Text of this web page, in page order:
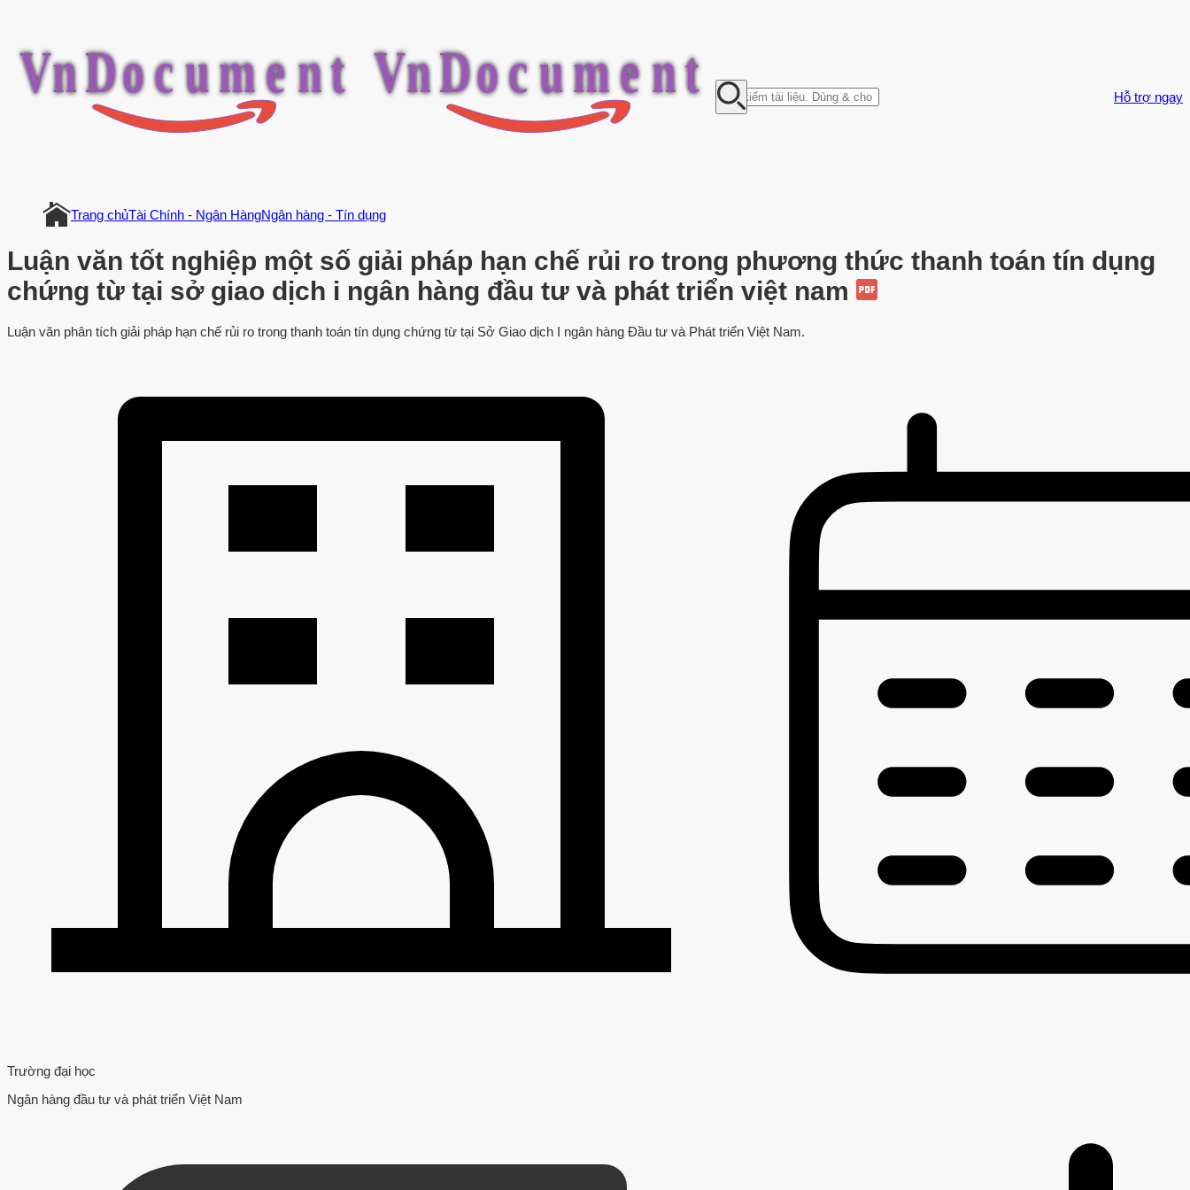
VnDocument VnDocument Hỗ trợ ngay
Trang chủTài Chính - Ngân HàngNgân hàng - Tín dụng
Luận văn tốt nghiệp một số giải pháp hạn chế rủi ro trong phương thức thanh toán tín dụng
chứng từ tại sở giao dịch i ngân hàng đầu tư và phát triển việt nam
Luận văn phân tích giải pháp hạn chế rủi ro trong thanh toán tín dụng chứng từ tại Sở Giao dịch I ngân hàng Đầu tư và Phát triển Việt Nam.
Trường đại học
Ngân hàng đầu tư và phát triển Việt Nam